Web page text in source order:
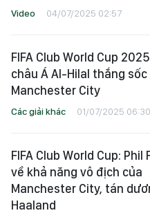
Video 04/07/2025 02:57
FIFA Club World Cup
châu Á Al-Hilal thắng sốc
Manchester City
Các giải khác 01/07/2025 06:30
FIFA Club World Cup: Phil
về khả năng vô địch của
Manchester City, tán
Haaland